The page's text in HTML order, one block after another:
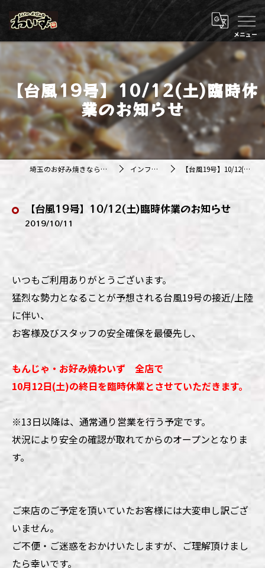
【台風19号】10/12(土)臨時休
業のお知らせ
埼玉のお好み焼きなら株式会社アジルカンパニー インフォメーション 【台風19号】10/12(土)臨時休業のお知らせ
【台風19号】10/12(土)臨時休業のお知らせ
2019/10/11
いつもご利用ありがとうございます。
猛烈な勢力となることが予想される台風19号の接近/上陸
に伴い、
お客様及びスタッフの安全確保を最優先し、
もんじゃ・お好み焼わいず 全店で
10月12日(土)の終日を臨時休業とさせていただきます。
※13日以降は、通常通り営業を行う予定です。
状況により安全の確認が取れてからのオープンとなりま
す。
ご来店のご予定を頂いていたお客様には大変申し訳ござ
いません。
ご不便・ご迷惑をおかけいたしますが、ご理解頂けまし
たら幸いです。